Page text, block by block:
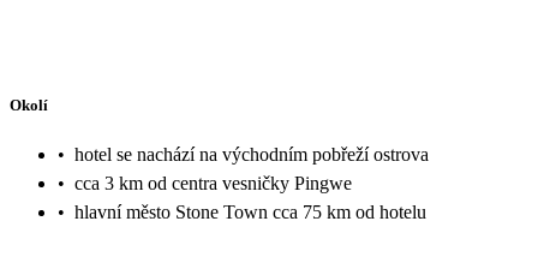
Okolí
• hotel se nachází na východním pobřeží ostrova
• cca 3 km od centra vesničky Pingwe
• hlavní město Stone Town cca 75 km od hotelu